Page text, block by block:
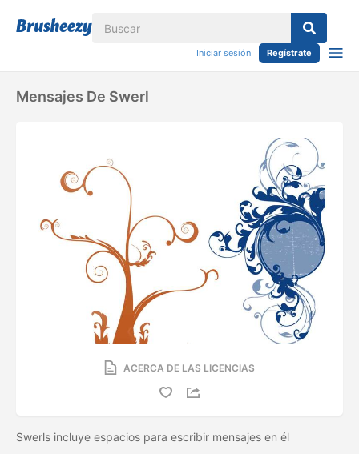
Iniciar sesión Regístrate
Mensajes De Swerl
ACERCA DE LAS LICENCIAS
Swerls incluye espacios para escribir mensajes en él